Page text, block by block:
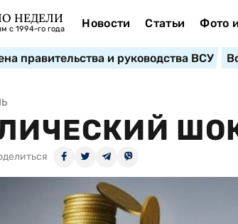
НЕДЕЛИ
с 1994-го года Новости Статьи Фото
правительства и руководства ВСУ